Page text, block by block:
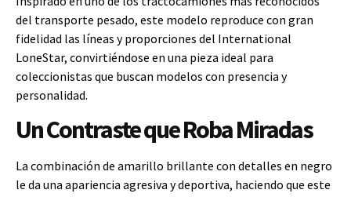
del transporte pesado, este modelo reproduce con gran
fidelidad las líneas y proporciones del International
LoneStar, convirtiéndose en una pieza ideal para
coleccionistas que buscan modelos con presencia y
personalidad.
Un Contraste que Roba Miradas
La combinación de amarillo brillante con detalles en negro
le da una apariencia agresiva y deportiva, haciendo que este